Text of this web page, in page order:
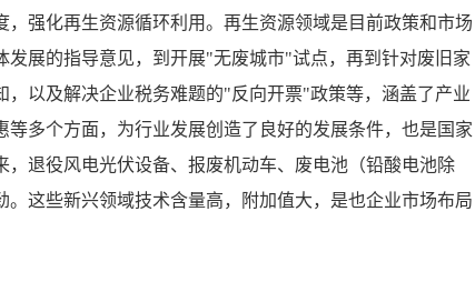
，强化再生资源循环利用。再生资源领域是目前政策和市场
发展的指导意见，到开展"无废城市"试点，再到针对废旧家
，以及解决企业税务难题的"反向开票"政策等，涵盖了产业
多个方面，为行业发展创造了良好的发展条件，也是国家
，退役风电光伏设备、报废机动车、废电池（铅酸电池除
这些新兴领域技术含量高，附加值大，是也企业市场布局